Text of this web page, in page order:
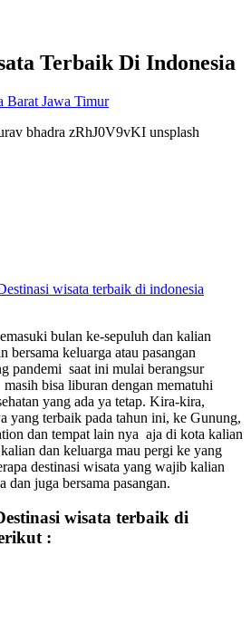
Terbaik Di Indonesia
Barat Jawa Timur
wisata terbaik di indonesia
bulan ke-sepuluh dan kalian
bersama keluarga atau pasangan
pandemi saat ini mulai berangsur
bisa liburan dengan mematuhi
yang ada ya tetap. Kira-kira,
yang terbaik pada tahun ini, ke Gunung,
dan tempat lain nya aja di kota kalian
dan keluarga mau pergi ke yang
destinasi wisata yang wajib kalian
dan juga bersama pasangan.
wisata terbaik di
: